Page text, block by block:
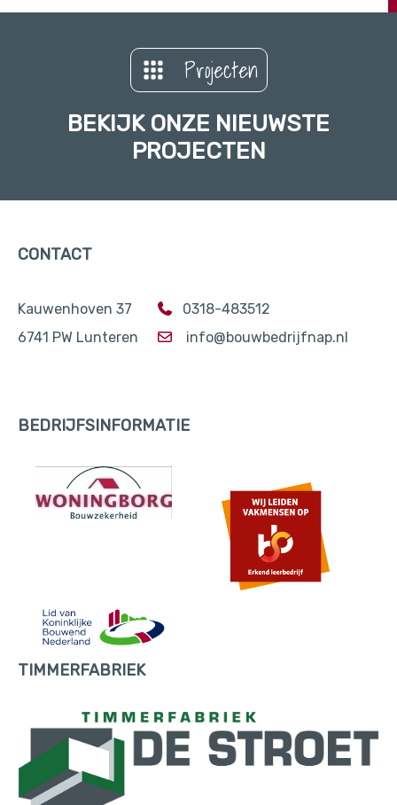
Projecten
BEKIJK ONZE NIEUWSTE
PROJECTEN
CONTACT
Kauwenhoven 37
6741 PW Lunteren
0318-483512
info@bouwbedrijfnap.nl
BEDRIJFSINFORMATIE
TIMMERFABRIEK